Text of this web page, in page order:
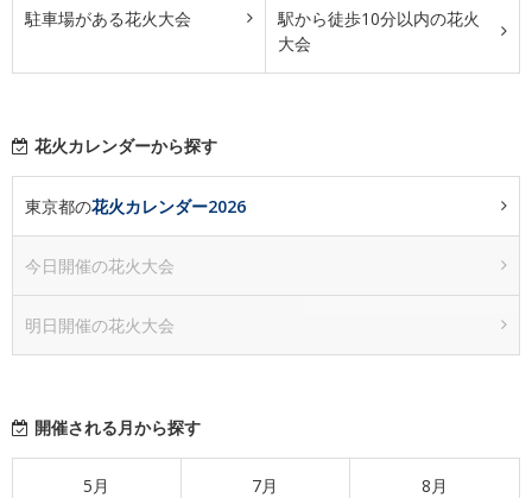
駐車場がある花火大会
駅から徒歩10分以内の花火
大会
花火カレンダーから探す
東京都の花火カレンダー2026
今日開催の花火大会
明日開催の花火大会
開催される月から探す
5月 7月 8月